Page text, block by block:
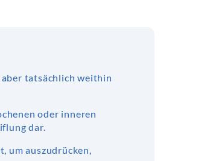
tatsächlich weithin
oder inneren
dar.
um auszudrücken,